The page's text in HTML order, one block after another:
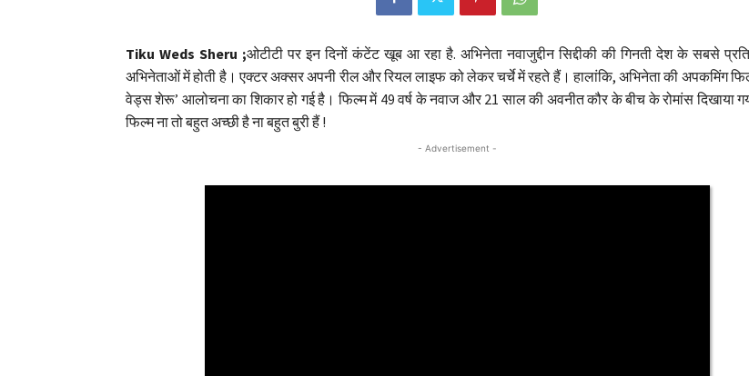
Tiku Weds Sheru ;ओटीटी पर इन दिनों कंटेंट खूब आ रहा है. अभिनेता नवाजुद्दीन सिद्दीकी की गिनती देश के सबसे
अभिनेताओं में होती है। एक्टर अक्सर अपनी रील और रियल लाइफ को लेकर चर्चे में रहते हैं। हालांकि, अभिनेता की अपकमिंग
वेड्स शेरू’ आलोचना का शिकार हो गई है। फिल्म में 49 वर्ष के नवाज और 21 साल की अवनीत कौर के बीच के रोमांस दिखाया
फिल्म ना तो बहुत अच्छी है ना बहुत बुरी हैं !
- Advertisement -